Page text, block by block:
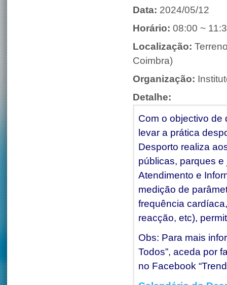
Data: 2024/05/12
Horário: 08:00 ~
Localização:
Coimbra)
Organização:
Detalhe:
Com o objectivo de
levar a prática
Desporto realiza
públicas, parques e
Atendimento e
medição de
frequência
reacção, etc),
Obs: Para mais
Todos”, aceda por
no Facebook